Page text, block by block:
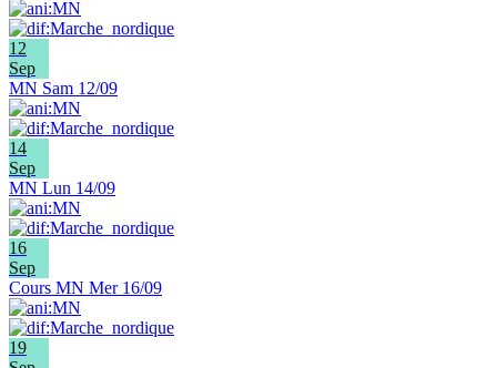
12
Sep
MN Sam 12/09
14
Sep
MN Lun 14/09
16
Sep
Cours MN Mer 16/09
19